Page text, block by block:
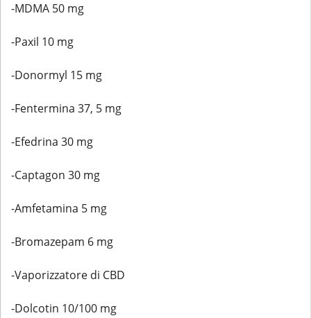
-MDMA 50 mg
-Paxil 10 mg
-Donormyl 15 mg
-Fentermina 37, 5 mg
-Efedrina 30 mg
-Captagon 30 mg
-Amfetamina 5 mg
-Bromazepam 6 mg
-Vaporizzatore di CBD
-Dolcotin 10/100 mg